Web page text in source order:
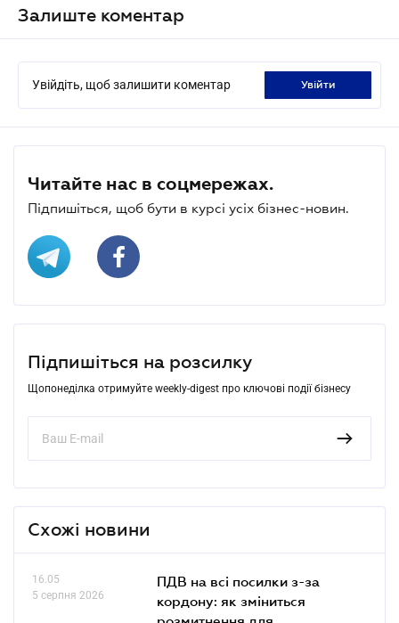
Залиште коментар
Увійдіть, щоб залишити коментар увійти
Читайте нас в соцмережах.
Підпишіться, щоб бути в курсі усіх бізнес-новин.
Підпишіться на розсилку
Щопонеділка отримуйте weekly-digest про ключові події бізнесу
Схожі новини
16.05
5 серпня 2026
ПДВ на всі посилки з-за
кордону: як зміниться